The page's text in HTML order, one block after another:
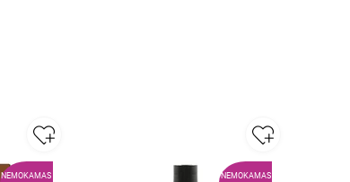
NEMOKAMAS
NEMOKAMAS